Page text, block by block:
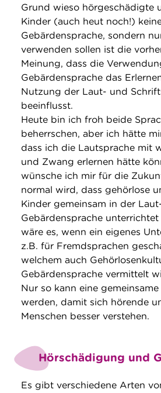
Grund wieso hörgeschädigte
Kinder (auch heut noch!)
Gebärdensprache, sondern
verwenden sollen ist die
Meinung, dass die
Gebärdensprache das
Nutzung der Laut- und
beeinflusst.
Heute bin ich froh beide
beherrschen, aber ich hätte
dass ich die Lautsprache mit
und Zwang erlernen hätte
wünsche ich mir für die
normal wird, dass gehörlose
Kinder gemeinsam in der
Gebärdensprache
wäre es, wenn ein eigenes
z.B. für Fremdsprachen
welchem auch
Gebärdensprache vermittelt
Nur so kann eine
werden, damit sich hörende
Menschen besser verstehen.
Hörschädigung und
Es gibt verschiedene Arten